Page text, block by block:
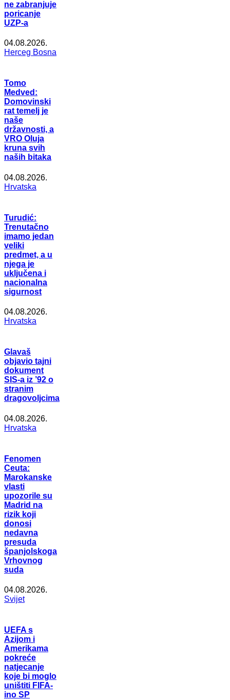
ne zabranjuje
poricanje
UZP-a
04.08.2026.
Herceg Bosna
Tomo
Medved:
Domovinski
rat temelj je
naše
državnosti, a
VRO Oluja
kruna svih
naših bitaka
04.08.2026.
Hrvatska
Turudić:
Trenutačno
imamo jedan
veliki
predmet, a u
njega je
uključena i
nacionalna
sigurnost
04.08.2026.
Hrvatska
Glavaš
objavio tajni
dokument
SIS-a iz ’92 o
stranim
dragovoljcima
04.08.2026.
Hrvatska
Fenomen
Ceuta:
Marokanske
vlasti
upozorile su
Madrid na
rizik koji
donosi
nedavna
presuda
španjolskoga
Vrhovnog
suda
04.08.2026.
Svijet
UEFA s
Azijom i
Amerikama
pokreće
natjecanje
koje bi moglo
uništiti FIFA-
ino SP